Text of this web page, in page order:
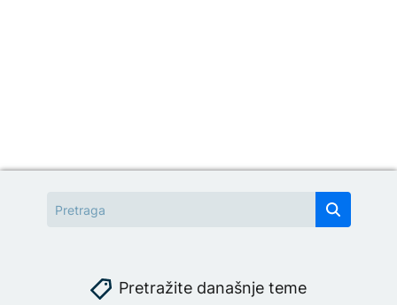
Pretražite današnje teme